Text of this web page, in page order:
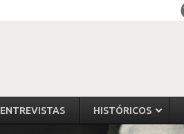
ENTREVISTAS HISTÓRICOS